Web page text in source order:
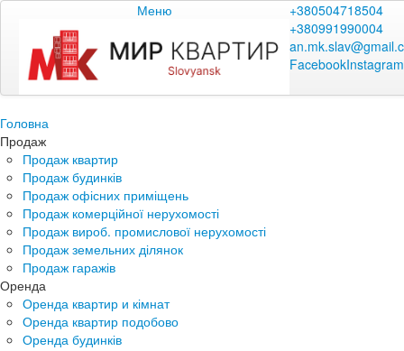
Меню
+380504718504
+380991990004
FacebookInstagram
Головна
Продаж
Продаж квартир
Продаж будинків
Продаж офісних приміщень
Продаж комерційної нерухомості
Продаж вироб. промислової нерухомості
Продаж земельних ділянок
Продаж гаражів
Оренда
Оренда квартир и кімнат
Оренда квартир подобово
Оренда будинків